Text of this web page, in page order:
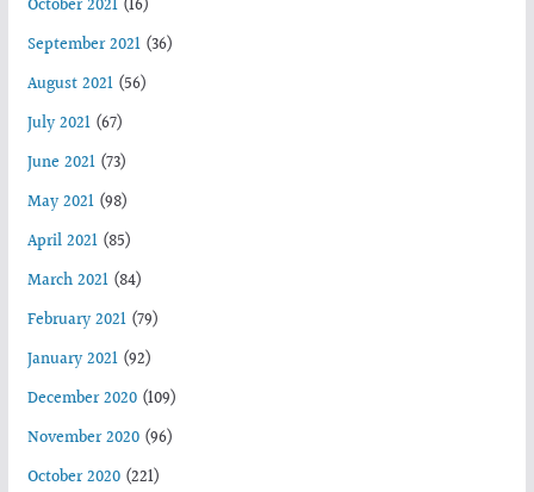
October 2021(16)
September 2021(36)
August 2021(56)
July 2021(67)
June 2021(73)
May 2021(98)
April 2021(85)
March 2021(84)
February 2021(79)
January 2021(92)
December 2020(109)
November 2020(96)
October 2020(221)